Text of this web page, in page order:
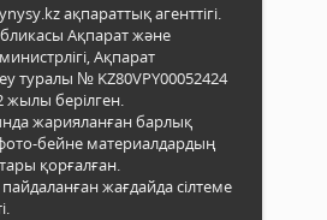
ақпараттық агенттігі.
Ақпарат және
Ақпарат
туралы № KZ80VPY00052424
жылы берілген.
жарияланған барлық
бейне материалдардың
қорғалған.
жағдайда сілтеме